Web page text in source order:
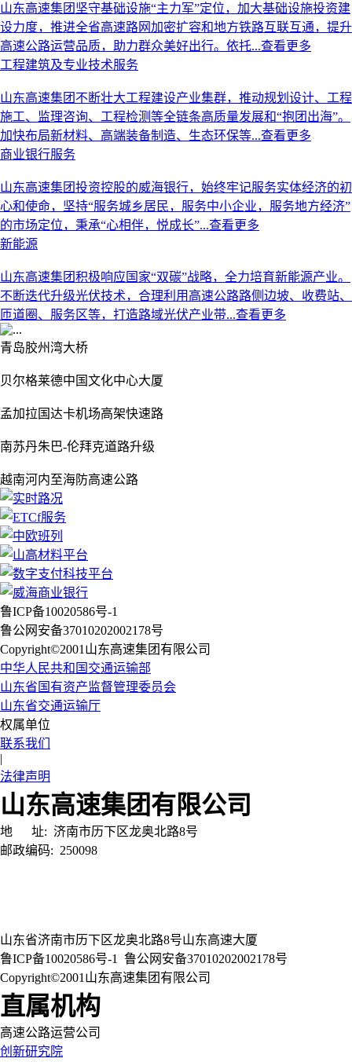
山东高速集团坚守基础设施“主力军”定位，加大基础设施投资建
设力度，推进全省高速路网加密扩容和地方铁路互联互通，提升
高速公路运营品质，助力群众美好出行。依托...查看更多
工程建筑及专业技术服务
山东高速集团不断壮大工程建设产业集群，推动规划设计、工程
施工、监理咨询、工程检测等全链条高质量发展和“抱团出海”。
加快布局新材料、高端装备制造、生态环保等...查看更多
商业银行服务
山东高速集团投资控股的威海银行，始终牢记服务实体经济的初
心和使命，坚持“服务城乡居民，服务中小企业，服务地方经济”
的市场定位，秉承“心相伴，悦成长”...查看更多
新能源
山东高速集团积极响应国家“双碳”战略，全力培育新能源产业。
不断迭代升级光伏技术，合理利用高速公路路侧边坡、收费站、
匝道圈、服务区等，打造路域光伏产业带...查看更多
Previous
Next
青岛胶州湾大桥
贝尔格莱德中国文化中心大厦
孟加拉国达卡机场高架快速路
南苏丹朱巴-伦拜克道路升级
越南河内至海防高速公路
Previous
Next
鲁ICP备10020586号-1
鲁公网安备37010202002178号
Copyright©2001山东高速集团有限公司
中华人民共和国交通运输部
山东省国有资产监督管理委员会
山东省交通运输厅
权属单位
联系我们
|
法律声明
山东高速集团有限公司
地 址: 济南市历下区龙奥北路8号
邮政编码: 250098
山东省济南市历下区龙奥北路8号山东高速大厦
鲁ICP备10020586号-1
鲁公网安备37010202002178号
Copyright©2001山东高速集团有限公司
直属机构
高速公路运营公司
创新研究院